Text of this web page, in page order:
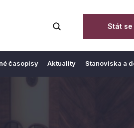
časopisy Aktuality Stanoviska a
Stát